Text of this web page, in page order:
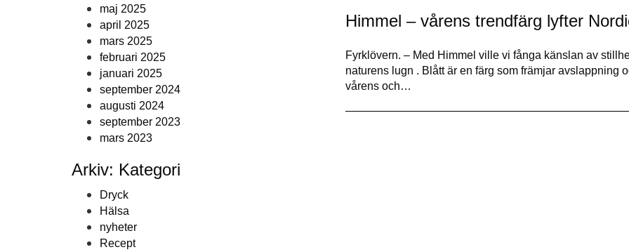
maj 2025
april 2025
mars 2025
februari 2025
januari 2025
september 2024
augusti 2024
september 2023
mars 2023
Arkiv: Kategori
Dryck
Hälsa
nyheter
Recept
Himmel – vårens trendfärg lyfter
Fyrklövern. – Med Himmel ville vi fånga känslan av
naturens lugn . Blått är en färg som främjar avslappning
vårens och…